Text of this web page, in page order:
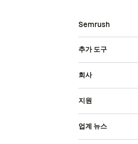
Semrush
추가 도구
회사
지원
업계 뉴스